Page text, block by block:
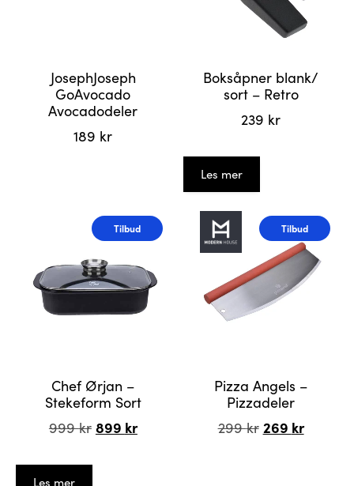
JosephJoseph
GoAvocado
Avocadodeler
189 kr
Boksåpner blank/
sort – Retro
239 kr
Les mer
Tilbud
Chef Ørjan –
Stekeform Sort
999kr Opprinnelig
899 krNåværende
Les mer
Tilbud
Pizza Angels –
Pizzadeler
299kr Opprinnelig
269 kr